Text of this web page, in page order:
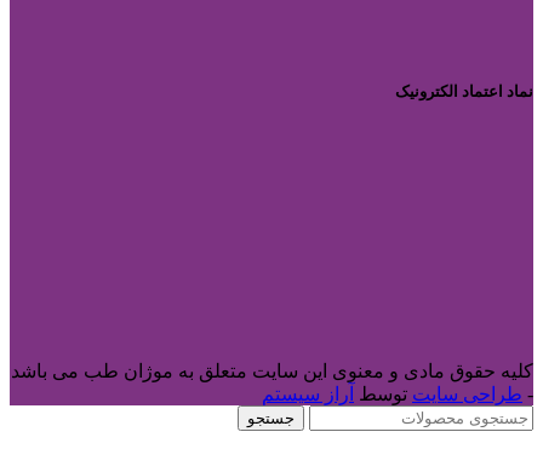
نماد اعتماد الکترونیک
کلیه حقوق مادی و معنوی این سایت متعلق به موژان طب می باشد
- طراحی سایت توسط آراز سیستم
جستجو